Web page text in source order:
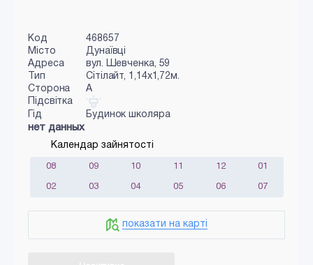
Код
468657
Місто
Дунаївці
Адреса
вул. Шевченка, 59
Тип
Сiтiлайт, 1,14х1,72м.
Сторона
A
Підсвітка
Гід
Будинок школяра
нет данных
Календар зайнятості
08 09 10 11 12 01
02 03 04 05 06 07
показати на карті